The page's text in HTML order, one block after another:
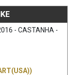
- CASTANHA -